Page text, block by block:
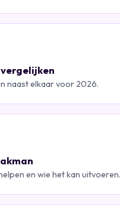
naast elkaar voor 2026.
en wie het kan uitvoeren.